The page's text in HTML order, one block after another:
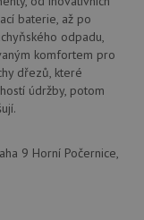
baterie, až po
odpadu,
komfortem pro
dřezů, které
údržby, potom
9 Horní Počernice,
5 měsíců
4 týdny
cookie